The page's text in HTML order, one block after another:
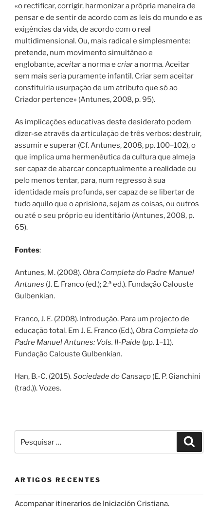
«o rectificar, corrigir, harmonizar a própria maneira de
pensar e de sentir de acordo com as leis do mundo e as
exigências da vida, de acordo com o real
multidimensional. Ou, mais radical e simplesmente:
pretende, num movimento simultâneo e
englobante,aceitara norma e criara norma. Aceitar
sem mais seria puramente infantil. Criar sem aceitar
constituiria usurpação de um atributo que só ao
Criador pertence» (Antunes, 2008, p. 95).
As implicações educativas deste desiderato podem
dizer-se através da articulação de três verbos: destruir,
assumir e superar (Cf. Antunes, 2008, pp. 100–102), o
que implica uma hermenêutica da cultura que almeja
ser capaz de abarcar conceptualmente a realidade ou
pelo menos tentar, para, num regresso à sua
identidade mais profunda, ser capaz de se libertar de
tudo aquilo que o aprisiona, sejam as coisas, ou outros
ou até o seu próprio eu identitário (Antunes, 2008, p.
65).
Fontes:
Antunes, M. (2008). Obra Completa do Padre Manuel
Antunes (J. E. Franco (ed.); 2.a ed.). Fundação Calouste
Gulbenkian.
Franco, J. E. (2008). Introdução. Para um projecto de
educação total. Em J. E. Franco (Ed.), Obra Completa do
Padre Manuel Antunes: Vols. II-Paide (pp. 1–11).
Fundação Calouste Gulbenkian.
Han, B.-C. (2015).Sociedade do Cansaço (E. P. Gianchini
(trad.)). Vozes.
por:
ARTIGOS RECENTES
Acompañar itinerarios de Iniciación Cristiana.